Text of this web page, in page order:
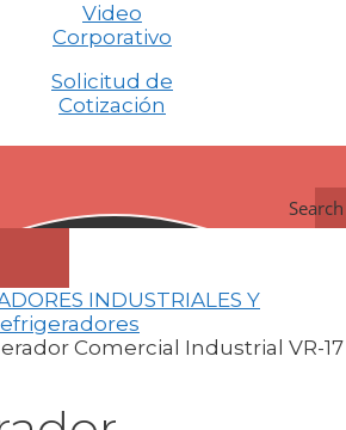
Video
Corporativo
Solicitud de
Cotización
Search
INDUSTRIALES Y
Comercial Industrial VR-17